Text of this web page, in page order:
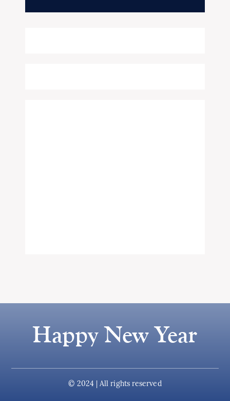
Happy New Year
© 2024 | All rights reserved